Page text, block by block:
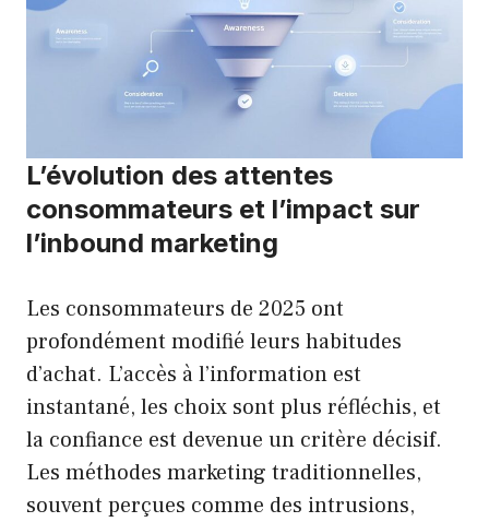
L’évolution des attentes
consommateurs et l’impact sur
l’inbound marketing
Les consommateurs de 2025 ont
profondément modifié leurs habitudes
d’achat. L’accès à l’information est
instantané, les choix sont plus réfléchis, et
la confiance est devenue un critère décisif.
Les méthodes marketing traditionnelles,
souvent perçues comme des intrusions,